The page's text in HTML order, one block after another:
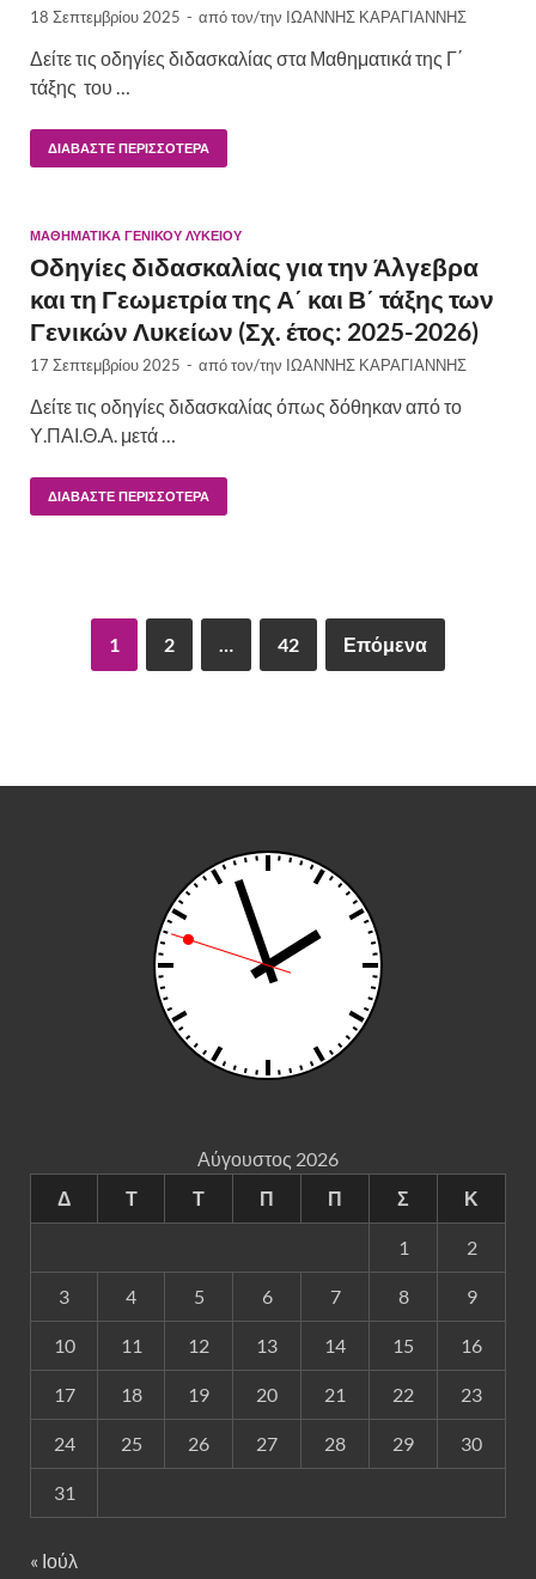
18 Σεπτεμβρίου 2025 - από τον/την ΙΩΑΝΝΗΣ ΚΑΡΑΓΙΑΝΝΗΣ
Δείτε τις οδηγίες διδασκαλίας στα Μαθηματικά της Γ΄
τάξης του …
ΔΙΑΒΆΣΤΕ ΠΕΡΙΣΣΌΤΕΡΑ
ΜΑΘΗΜΑΤΙΚΆ ΓΕΝΙΚΟΎ ΛΥΚΕΊΟΥ
Οδηγίες διδασκαλίας για την Άλγεβρα
και τη Γεωμετρία της Α΄ και Β΄ τάξης των
Γενικών Λυκείων (Σχ. έτος: 2025-2026)
17 Σεπτεμβρίου 2025 - από τον/την ΙΩΑΝΝΗΣ ΚΑΡΑΓΙΑΝΝΗΣ
Δείτε τις οδηγίες διδασκαλίας όπως δόθηκαν από το
Υ.ΠΑΙ.Θ.Α. μετά …
ΔΙΑΒΆΣΤΕ ΠΕΡΙΣΣΌΤΕΡΑ
1 2 … 42 Επόμενα
Αύγουστος 2026
Δ
Τ Τ Π Π Σ Κ
1 2
3 4 5 6 7 8 9
10 11 12 13 14 15 16
17 18 19 20 21 22 23
24 25 26 27 28 29 30
31
« Ιούλ